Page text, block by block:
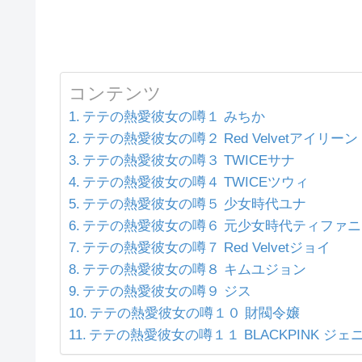
コンテンツ
テテの熱愛彼女の噂１ みちか
テテの熱愛彼女の噂２ Red Velvetアイリーン
テテの熱愛彼女の噂３ TWICEサナ
テテの熱愛彼女の噂４ TWICEツウィ
テテの熱愛彼女の噂５ 少女時代ユナ
テテの熱愛彼女の噂６ 元少女時代ティファ
テテの熱愛彼女の噂７ Red Velvetジョイ
テテの熱愛彼女の噂８ キムユジョン
テテの熱愛彼女の噂９ ジス
テテの熱愛彼女の噂１０ 財閥令嬢
テテの熱愛彼女の噂１１ BLACKPINK ジェ